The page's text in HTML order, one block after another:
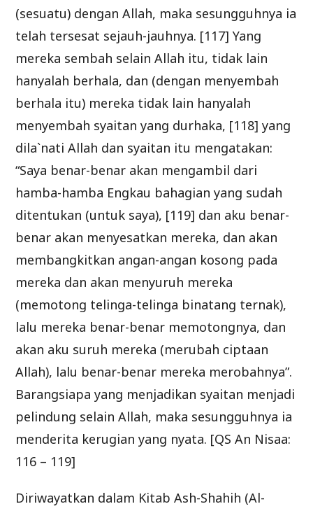
(sesuatu) dengan Allah, maka sesungguhnya ia
telah tersesat sejauh-jauhnya. [117] Yang
mereka sembah selain Allah itu, tidak lain
hanyalah berhala, dan (dengan menyembah
berhala itu) mereka tidak lain hanyalah
menyembah syaitan yang durhaka, [118] yang
dila`nati Allah dan syaitan itu mengatakan:
“Saya benar-benar akan mengambil dari
hamba-hamba Engkau bahagian yang sudah
ditentukan (untuk saya), [119] dan aku benar-
benar akan menyesatkan mereka, dan akan
membangkitkan angan-angan kosong pada
mereka dan akan menyuruh mereka
(memotong telinga-telinga binatang ternak),
lalu mereka benar-benar memotongnya, dan
akan aku suruh mereka (merubah ciptaan
Allah), lalu benar-benar mereka merobahnya”.
Barangsiapa yang menjadikan syaitan menjadi
pelindung selain Allah, maka sesungguhnya ia
menderita kerugian yang nyata. [QS An Nisaa:
116 – 119]
Diriwayatkan dalam Kitab Ash-Shahih (Al-